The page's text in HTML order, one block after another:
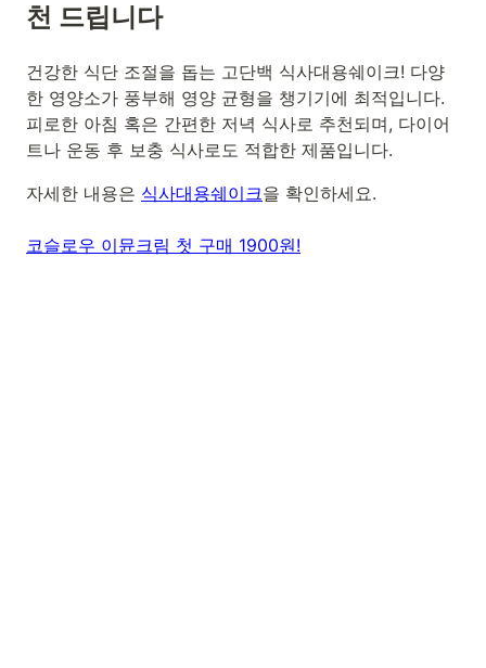
천 드립니다
건강한 식단 조절을 돕는 고단백 식사대용쉐이크! 다양
한 영양소가 풍부해 영양 균형을 챙기기에 최적입니다.
피로한 아침 혹은 간편한 저녁 식사로 추천되며, 다이어
트나 운동 후 보충 식사로도 적합한 제품입니다.
자세한 내용은 식사대용쉐이크을 확인하세요.
코슬로우 이뮨크림 첫 구매 1900원!